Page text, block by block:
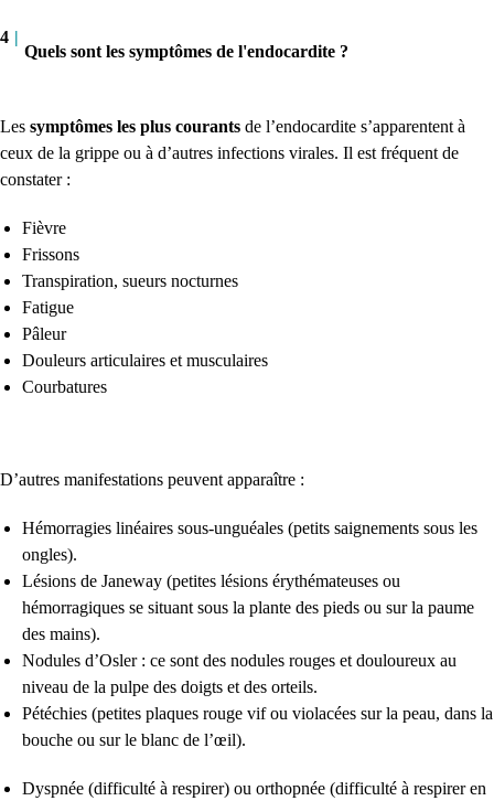
4 |
Quels sont les symptômes de l'endocardite ?
Les symptômes les plus courants de l’endocardite s’apparentent à
ceux de la grippe ou à d’autres infections virales. Il est fréquent de
constater :
Fièvre
Frissons
Transpiration, sueurs nocturnes
Fatigue
Pâleur
Douleurs articulaires et musculaires
Courbatures
D’autres manifestations peuvent apparaître :
Hémorragies linéaires sous-unguéales (petits saignements sous les
ongles).
Lésions de Janeway (petites lésions érythémateuses ou
hémorragiques se situant sous la plante des pieds ou sur la paume
des mains).
Nodules d’Osler : ce sont des nodules rouges et douloureux au
niveau de la pulpe des doigts et des orteils.
Pétéchies (petites plaques rouge vif ou violacées sur la peau, dans la
bouche ou sur le blanc de l’œil).
Dyspnée (difficulté à respirer) ou orthopnée (difficulté à respirer en